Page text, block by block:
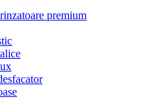
premium